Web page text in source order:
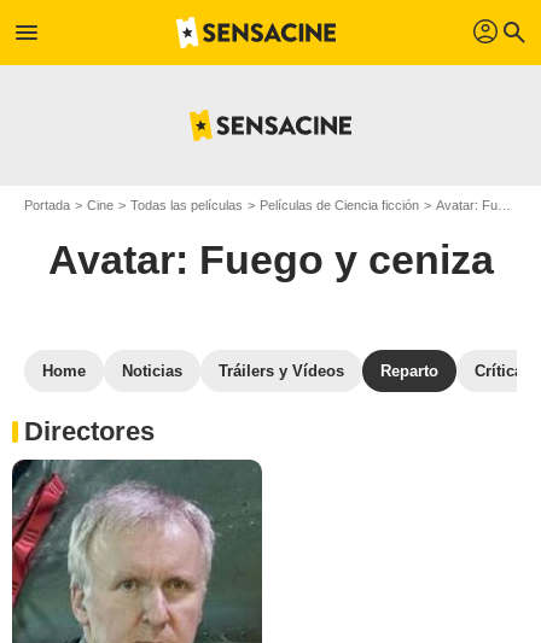
menu profil search
Portada Cine Todas las películas Películas de Ciencia ficción Avatar: Fuego y ceniza
Avatar: Fuego y ceniza
Home Noticias Tráilers y Vídeos Reparto Críticas
Directores